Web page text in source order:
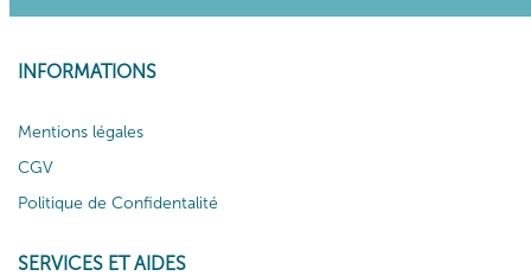
INFORMATIONS
Mentions légales
CGV
Politique de Confidentalité
SERVICES ET AIDES